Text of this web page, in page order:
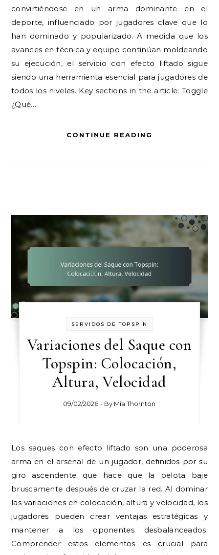
convirtiéndose en un arma dominante en el
deporte, influenciado por jugadores clave que lo
han dominado y popularizado. A medida que los
avances en técnica y equipo continúan moldeando
su ejecución, el servicio con efecto liftado sigue
siendo una herramienta esencial para jugadores de
todos los niveles. Key sections in the article: Toggle
¿Qué…
CONTINUE READING
SERVIDOS DE TOPSPIN
Variaciones del Saque con
Topspin: Colocación,
Altura, Velocidad
09/02/2026 - By Mia Thornton
Los saques con efecto liftado son una poderosa
arma en el arsenal de un jugador, definidos por su
giro ascendente que hace que la pelota baje
bruscamente después de cruzar la red. Al dominar
las variaciones en colocación, altura y velocidad, los
jugadores pueden crear ventajas estratégicas y
mantener a los oponentes desbalanceados.
Comprender estos elementos es crucial para